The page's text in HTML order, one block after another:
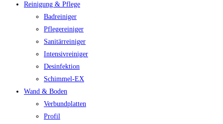
Reinigung & Pflege
Badreiniger
Pflegereiniger
Sanitärreiniger
Intensivreiniger
Desinfektion
Schimmel-EX
Wand & Boden
Verbundplatten
Profil